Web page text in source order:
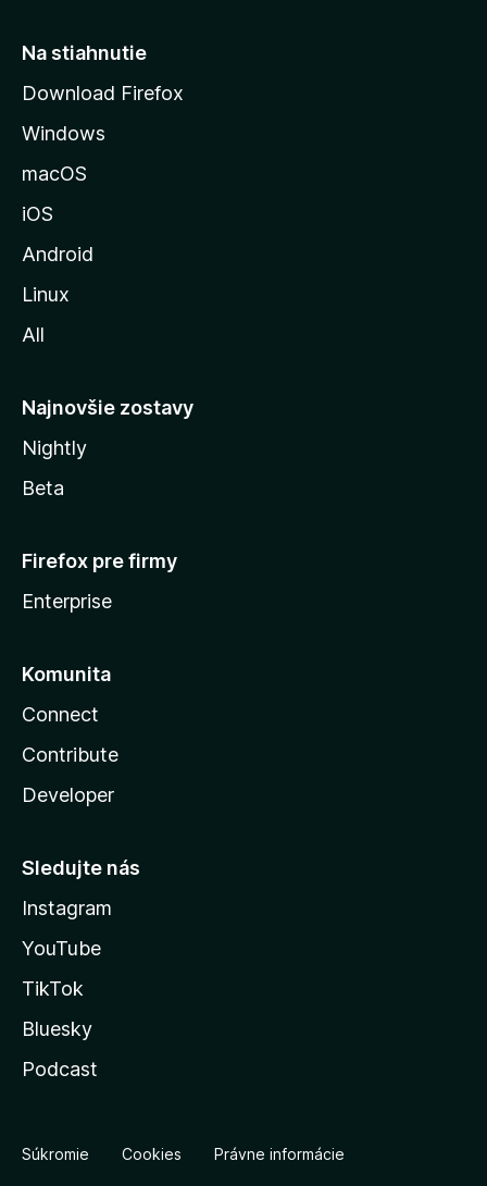
r
n
k
o
z
l
Na stiahnutie
Download Firefox
Windows
macOS
iOS
Android
Linux
All
Najnovšie zostavy
Nightly
Beta
Firefox pre firmy
Enterprise
Komunita
Connect
Contribute
Developer
Sledujte nás
Instagram
YouTube
TikTok
Bluesky
Podcast
Súkromie Cookies Právne informácie